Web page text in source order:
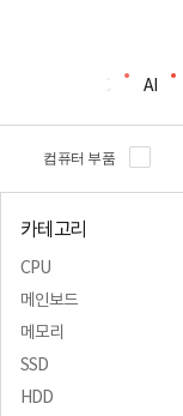
조립PC AI
컴퓨터 부품
카테고리
CPU
메인보드
메모리
SSD
HDD